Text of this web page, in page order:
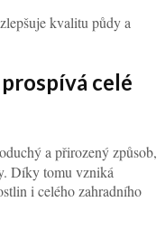
kvalitu půdy a
celé
a přirozený způsob,
Díky tomu vzniká
i celého zahradního